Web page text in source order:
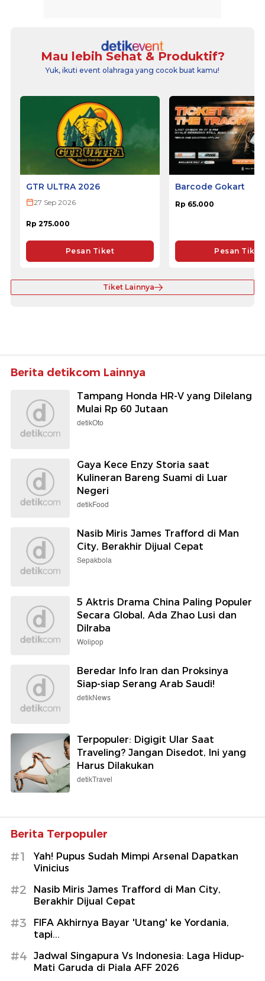
Mau lebih Sehat & Produktif?
Yuk, ikuti event olahraga yang cocok buat kamu!
GTR ULTRA 2026
27 Sep 2026
Rp 275.000
Pesan Tiket
Barcode Gokart
Rp 65.000
Pesan Tiket
Tiket Lainnya
Berita detikcom Lainnya
Tampang Honda HR-V yang Dilelang
Mulai Rp 60 Jutaan
detikOto
Gaya Kece Enzy Storia saat
Kulineran Bareng Suami di Luar
Negeri
detikFood
Nasib Miris James Trafford di Man
City, Berakhir Dijual Cepat
Sepakbola
5 Aktris Drama China Paling Populer
Secara Global, Ada Zhao Lusi dan
Dilraba
Wolipop
Beredar Info Iran dan Proksinya
Siap-siap Serang Arab Saudi!
detikNews
Terpopuler: Digigit Ular Saat
Traveling? Jangan Disedot, Ini yang
Harus Dilakukan
detikTravel
Berita Terpopuler
#1
Yah! Pupus Sudah Mimpi Arsenal Dapatkan
Vinicius
#2
Nasib Miris James Trafford di Man City,
Berakhir Dijual Cepat
#3
FIFA Akhirnya Bayar 'Utang' ke Yordania,
tapi...
#4
Jadwal Singapura Vs Indonesia: Laga Hidup-
Mati Garuda di Piala AFF 2026